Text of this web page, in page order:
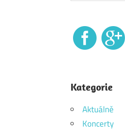
Kategorie
Aktuálně
Koncerty